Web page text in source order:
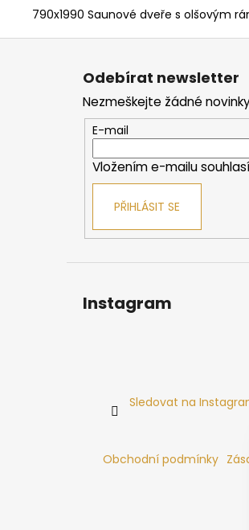
790x1990 Saunové dveře s olšovým
Z
Odebírat newsletter
Nezmeškejte žádné
E-mail
Vložením e-mailu
PŘIHLÁSIT SE
Instagram
Sledovat na
Obchodní podmínky